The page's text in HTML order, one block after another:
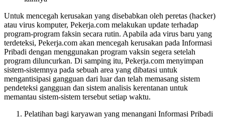
Untuk mencegah kerusakan yang disebabkan oleh peretas (hacker)
atau virus komputer, Pekerja.com melakukan update terhadap
program-program faksin secara rutin. Apabila ada virus baru yang
terdeteksi, Pekerja.com akan mencegah kerusakan pada Informasi
Pribadi dengan menggunakan program vaksin segera setelah
program diluncurkan. Di samping itu, Pekerja.com menyimpan
sistem-sistemnya pada sebuah area yang dibatasi untuk
mengantisipasi gangguan dari luar dan telah memasang sistem
pendeteksi gangguan dan sistem analisis kerentanan untuk
memantau sistem-sistem tersebut setiap waktu.
Pelatihan bagi karyawan yang menangani Informasi Pribadi